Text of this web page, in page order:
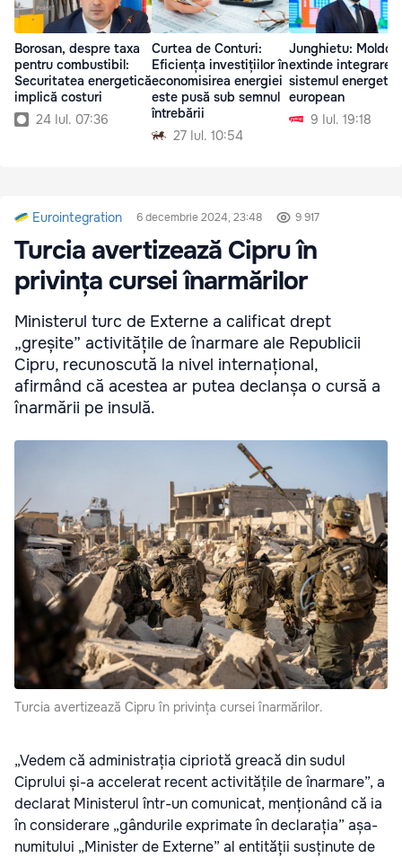
Borosan, despre taxa
pentru combustibil:
Securitatea energetică
implică costuri
24 Iul. 07:36
Curtea de Conturi:
Eficiența investițiilor în
economisirea energiei
este pusă sub semnul
întrebării
27 Iul. 10:54
Junghietu:
extinde integrarea
sistemul energetic
european
9 Iul. 19:18
Eurointegration 6 decembrie 2024, 23:48 9 917
Turcia avertizează Cipru în
privința cursei înarmărilor
Ministerul turc de Externe a calificat drept
„greșite” activitățile de înarmare ale Republicii
Cipru, recunoscută la nivel internațional,
afirmând că acestea ar putea declanșa o cursă a
înarmării pe insulă.
Turcia avertizează Cipru în privința cursei înarmărilor.
„Vedem că administrația cipriotă greacă din sudul
Ciprului și-a accelerat recent activitățile de înarmare”, a
declarat Ministerul într-un comunicat, menționând că ia
în considerare „gândurile exprimate în declarația” așa-
numitului „Minister de Externe” al entității susținute de